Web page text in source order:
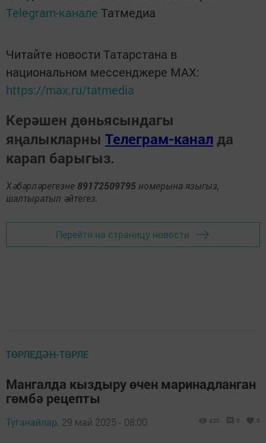
Telegram-канале Татмедиа
Читайте новости Татарстана в
национальном мессенджере MАХ:
https://max.ru/tatmedia
Керәшен дөньясындагы
яңалыкларны Телеграм-канал да
карап барыгыз.
Хәбәрләрегезне 89172509795 номерына языгыз,
шалтыратып әйтегез.
Перейти на страницу новости
ТӨРЛЕДӘН-ТӨРЛЕ
Мангалда кыздыру өчен маринадланган
гөмбә рецепты
Туганайлар, 29 май 2025 - 08:00 400 0 0